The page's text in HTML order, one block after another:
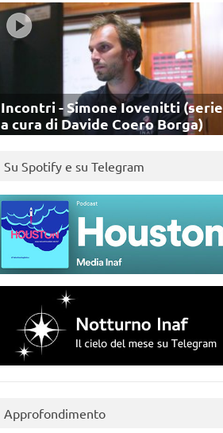
Incontri - Simone Iovenitti (serie
a cura di Davide Coero Borga)
Su Spotify e su Telegram
Approfondimento